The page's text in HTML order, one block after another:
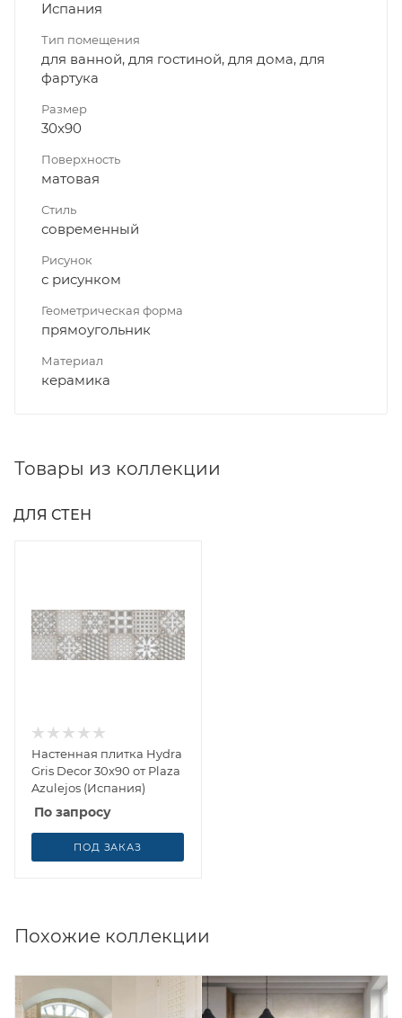
Испания
Тип помещения
для ванной, для гостиной, для дома, для
фартука
Размер
30x90
Поверхность
матовая
Стиль
современный
Рисунок
с рисунком
Геометрическая форма
прямоугольник
Материал
керамика
Товары из коллекции
ДЛЯ СТЕН
Настенная плитка Hydra
Gris Decor 30x90 от Plaza
Azulejos (Испания)
По запросу
ПОД ЗАКАЗ
Похожие коллекции